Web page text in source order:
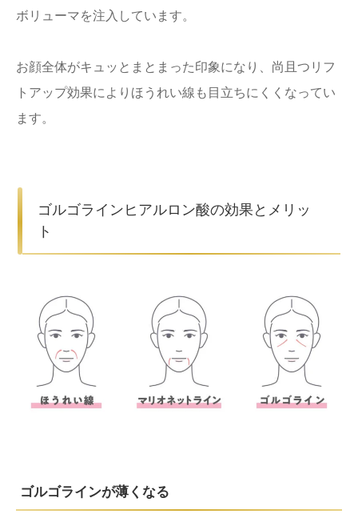
ボリューマを注入しています。
お顔全体がキュッとまとまった印象になり、尚且つリフ
トアップ効果によりほうれい線も目立ちにくくなってい
ます。
ゴルゴラインヒアルロン酸の効果とメリッ
ト
ゴルゴラインが薄くなる